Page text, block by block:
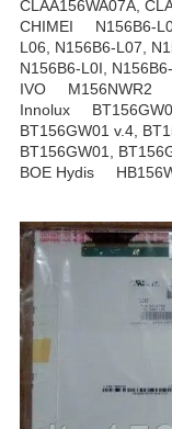
CLAA156WA07A,
CHIMEI N156B6-
L06, N156B6-L07,
N156B6-L0I,
IVO M156NWR2
Innolux
BT156GW01 v.4,
BT156GW01,
BOE Hydis